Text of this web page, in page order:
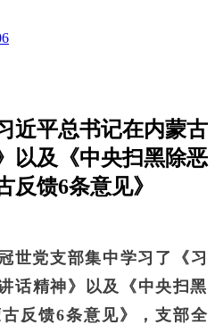
近平总书记在内蒙古
以及《中央扫黑除恶
反馈6条意见》
世党支部集中学习了《习
话精神》以及《中央扫黑
反馈6条意见》，支部全